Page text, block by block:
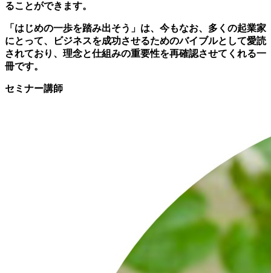
ることができます。
「はじめの一歩を踏み出そう」は、今もなお、多くの起業家
にとって、ビジネスを成功させるためのバイブルとして愛読
されており、理念と仕組みの重要性を再確認させてくれる一
冊です。
セミナー講師